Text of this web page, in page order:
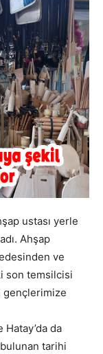
ustası yerle
Ahşap
ve
son temsilcisi
gençlerimize
da
tarihi